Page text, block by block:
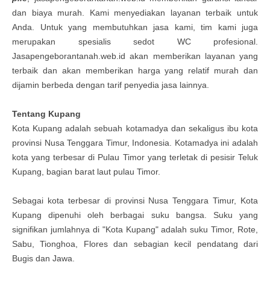
dan biaya murah. Kami menyediakan layanan terbaik untuk
Anda. Untuk yang membutuhkan jasa kami, tim kami juga
merupakan spesialis sedot WC profesional.
Jasapengeborantanah.web.id akan memberikan layanan yang
terbaik dan akan memberikan harga yang relatif murah dan
dijamin berbeda dengan tarif penyedia jasa lainnya.
Tentang Kupang
Kota Kupang adalah sebuah kotamadya dan sekaligus ibu kota
provinsi Nusa Tenggara Timur, Indonesia. Kotamadya ini adalah
kota yang terbesar di Pulau Timor yang terletak di pesisir Teluk
Kupang, bagian barat laut pulau Timor.
Sebagai kota terbesar di provinsi Nusa Tenggara Timur, Kota
Kupang dipenuhi oleh berbagai suku bangsa. Suku yang
signifikan jumlahnya di "Kota Kupang" adalah suku Timor, Rote,
Sabu, Tionghoa, Flores dan sebagian kecil pendatang dari
Bugis dan Jawa.